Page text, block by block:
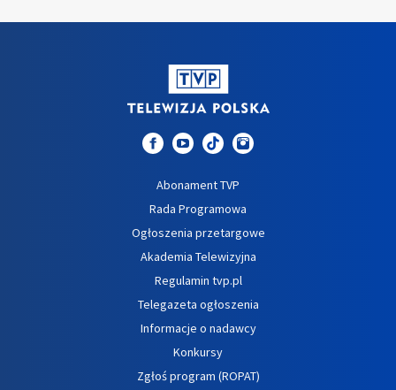
Abonament TVP
Rada Programowa
Ogłoszenia przetargowe
Akademia Telewizyjna
Regulamin tvp.pl
Telegazeta ogłoszenia
Informacje o nadawcy
Konkursy
Zgłoś program (ROPAT)